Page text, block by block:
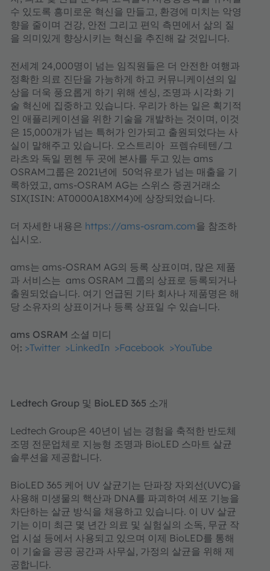
수 있도록 흥미로운 혁신을 만들고, 환경에 미치는 악영
향을 줄이며 건강, 안전 그리고 편익 측면에서 삶의 질
을 의미있게 향상시키는 혁신을 추진해 갈 것입니다.
전세계 24,000명이 넘는 임직원들은 더 안전한 여행과
정확한 의료 진단을 가능하게 하고 커뮤니케이션의 일
상을 더욱 풍요롭게 하기 위해 센싱, 조명과 시각화 기
술 혁신에 집중하고 있습니다. 우리가 하는 일은 획기적
인 애플리케이션을 위한 기술을 개발하는 것이며, 이것
은 15,000개가 넘는 특허가 인가되고 출원되었다는 사
실이 말해주고 있습니다. 오스트리아 프렘슈테텐/그
라츠와 독일 뮌헨 두 곳에 본사를 두고 있는 ams
OSRAM그룹은 2021년에 50억유로가 넘는 매출을 기
록하였고, ams-OSRAM AG는 스위스 증권거래소
SIX(ISIN: AT0000A18XM4)에 상장되었습니다.
더 자세한 내용은 https://ams-osram.com을 참조하
십시오.
ams는 ams-OSRAM AG의 등록 상표이며, 많은 제품
과 서비스는 ams OSRAM 그룹의 상표로 등록되거나
출원되었습니다. 여기 언급된 기타 회사나 제품명은 해
당 소유자의 상표이거나 등록 상표일 수 있습니다.
ams OSRAM 소셜 미디
어: >Twitter >LinkedIn >Facebook >YouTube
Ledtech Group 및 BioLED 365 소개
Ledtech Group은 40년이 넘는 경험을 축적한 반도체
조명 전문업체로 지능형 조명과 BioLED 스마트 살균
솔루션을 제공합니다.
BioLED 365 케어 UV 살균기는 단파장 자외선(UVC)을
사용해 미생물의 핵산과 DNA를 파괴하여 세포 기능을
차단하는 살균 방식을 채용하고 있습니다. 이 UV 살균
기는 이미 최근 몇 년간 의료 및 실험실의 소독, 무균 작
업 시설 등에서 사용되고 있으며 이제 BioLED를 통해
이 기술을 공공 공간과 사무실, 가정의 살균을 위해 제
공합니다.